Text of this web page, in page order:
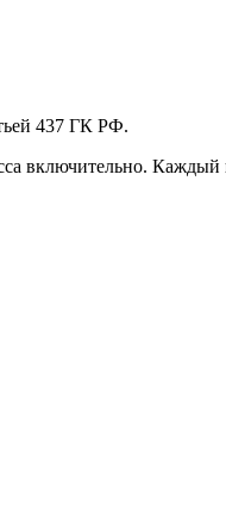
437 ГК РФ.
включительно.